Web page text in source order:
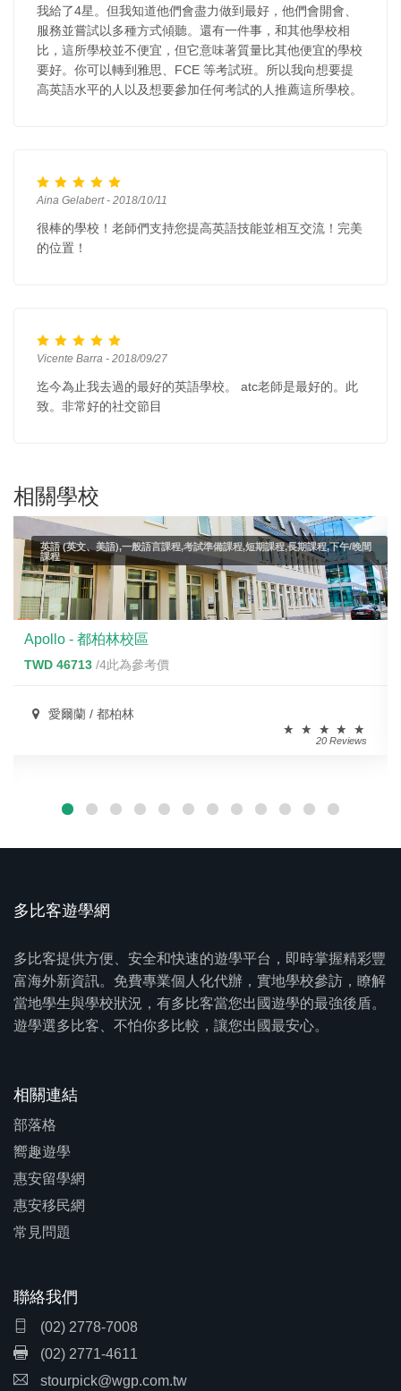
我給了4星。但我知道他們會盡力做到最好，他們會開會、
服務並嘗試以多種方式傾聽。還有一件事，和其他學校相
比，這所學校並不便宜，但它意味著質量比其他便宜的學校
要好。你可以轉到雅思、FCE 等考試班。所以我向想要提
高英語水平的人以及想要參加任何考試的人推薦這所學校。
Aina Gelabert - 2018/10/11
很棒的學校！老師們支持您提高英語技能並相互交流！完美
的位置！
Vicente Barra - 2018/09/27
迄今為止我去過的最好的英語學校。 atc老師是最好的。此
致。非常好的社交節目
相關學校
英語 (英文、美語),一般語言課程,考試準備課程,短期課程,長期課程,下午/晚間
課程
Apollo - 都柏林校區
TWD 46713 /4此為參考價
愛爾蘭 / 都柏林
20 Reviews
多比客遊學網
多比客提供方便、安全和快速的遊學平台，即時掌握精彩豐
富海外新資訊。免費專業個人化代辦，實地學校參訪，瞭解
當地學生與學校狀況，有多比客當您出國遊學的最強後盾。
遊學選多比客、不怕你多比較，讓您出國最安心。
相關連結
部落格
嚮趣遊學
惠安留學網
惠安移民網
常見問題
聯絡我們
(02) 2778-7008
(02) 2771-4611
stourpick@wgp.com.tw